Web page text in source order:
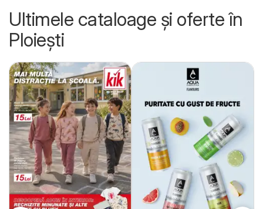
Ultimele cataloage și oferte în
Ploiești